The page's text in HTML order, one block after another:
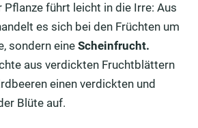
Pflanze führt leicht in die Irre: Aus
es sich bei den Früchten um
sondern eine Scheinfrucht.
aus verdickten Fruchtblättern
einen verdickten und
Blüte auf.